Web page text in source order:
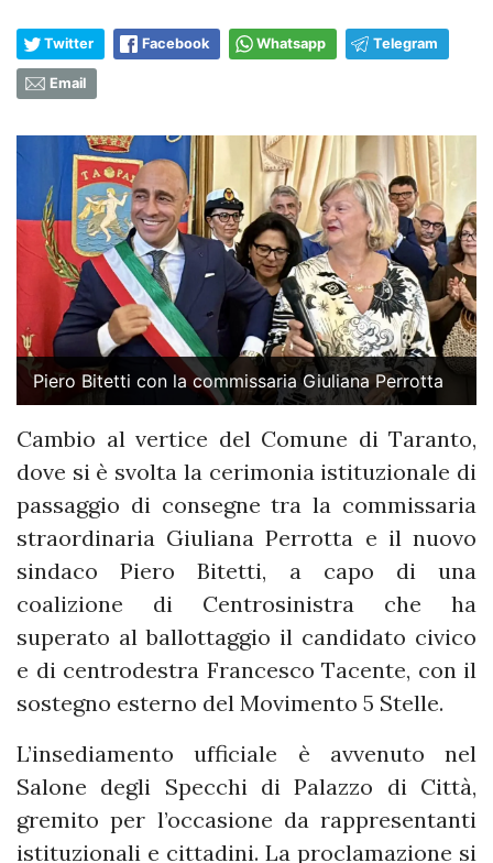
Twitter Facebook Whatsapp Telegram
Email
Piero Bitetti con la commissaria Giuliana Perrotta
Cambio al vertice del Comune di Taranto,
dove si è svolta la cerimonia istituzionale di
passaggio di consegne tra la commissaria
straordinaria Giuliana Perrotta e il nuovo
sindaco Piero Bitetti, a capo di una
coalizione di Centrosinistra che ha
superato al ballottaggio il candidato civico
e di centrodestra Francesco Tacente, con il
sostegno esterno del Movimento 5 Stelle.
L’insediamento ufficiale è avvenuto nel
Salone degli Specchi di Palazzo di Città,
gremito per l’occasione da rappresentanti
istituzionali e cittadini. La proclamazione si